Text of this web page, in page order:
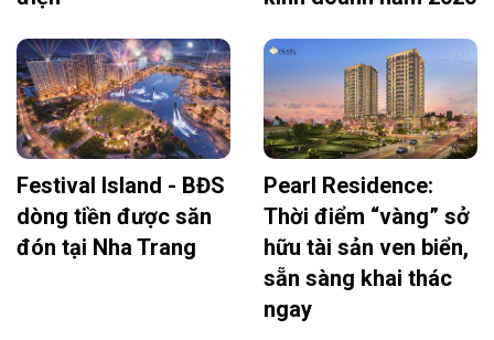
Festival Island - BĐS
dòng tiền được săn
đón tại Nha Trang
Pearl Residence:
Thời điểm “vàng” sở
hữu tài sản ven biển,
sẵn sàng khai thác
ngay